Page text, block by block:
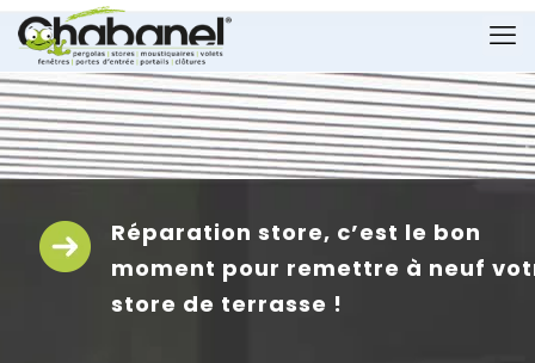
Réparation store, c’est le bon
moment pour remettre à neuf
store de terrasse !